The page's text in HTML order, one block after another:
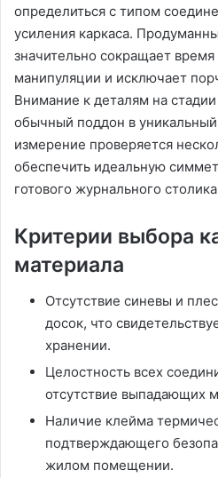
определиться с типом
усиления каркаса.
значительно сокращает
манипуляции и исключает
Внимание к деталям на
обычный поддон в
измерение проверяется
обеспечить идеальную
готового журнального
Критерии выбора
материала
Отсутствие синевы и
досок, что
хранении.
Целостность всех
отсутствие выпадающих
Наличие клейма
подтверждающего
жилом помещении.